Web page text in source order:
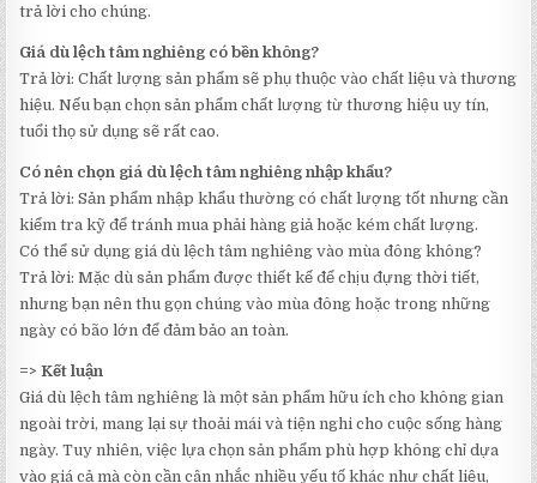
trả lời cho chúng.
Giá dù lệch tâm nghiêng có bền không?
Trả lời: Chất lượng sản phẩm sẽ phụ thuộc vào chất liệu và thương
hiệu. Nếu bạn chọn sản phẩm chất lượng từ thương hiệu uy tín,
tuổi thọ sử dụng sẽ rất cao.
Có nên chọn giá dù lệch tâm nghiêng nhập khẩu?
Trả lời: Sản phẩm nhập khẩu thường có chất lượng tốt nhưng cần
kiểm tra kỹ để tránh mua phải hàng giả hoặc kém chất lượng.
Có thể sử dụng giá dù lệch tâm nghiêng vào mùa đông không?
Trả lời: Mặc dù sản phẩm được thiết kế để chịu đựng thời tiết,
nhưng bạn nên thu gọn chúng vào mùa đông hoặc trong những
ngày có bão lớn để đảm bảo an toàn.
=> Kết luận
Giá dù lệch tâm nghiêng là một sản phẩm hữu ích cho không gian
ngoài trời, mang lại sự thoải mái và tiện nghi cho cuộc sống hàng
ngày. Tuy nhiên, việc lựa chọn sản phẩm phù hợp không chỉ dựa
vào giá cả mà còn cần cân nhắc nhiều yếu tố khác như chất liệu,